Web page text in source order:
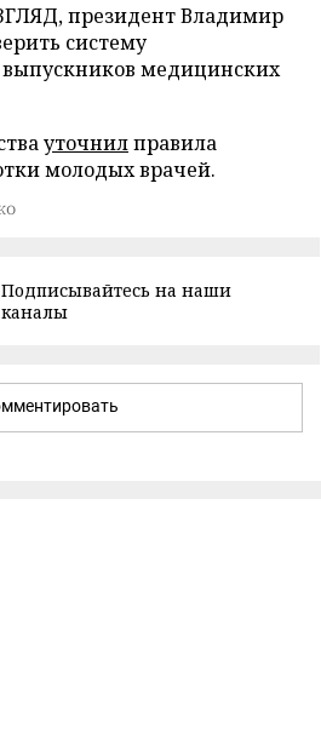
президент Владимир
систему
выпускников медицинских
уточнилправила
молодых врачей.
Подписывайтесь на наши
каналы